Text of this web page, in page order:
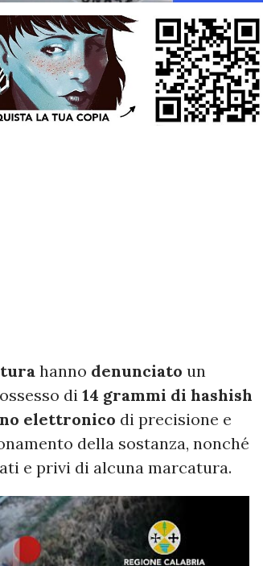
hanno denunciato un
di 14 grammi di hashish
elettronico di precisione e
della sostanza, nonché
e privi di alcuna marcatura.